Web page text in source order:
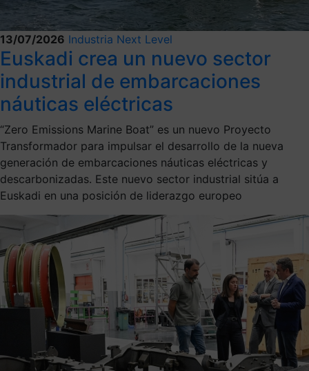
13/07/2026 Industria Next Level
Euskadi crea un nuevo sector
industrial de embarcaciones
náuticas eléctricas
“Zero Emissions Marine Boat” es un nuevo Proyecto
Transformador para impulsar el desarrollo de la nueva
generación de embarcaciones náuticas eléctricas y
descarbonizadas. Este nuevo sector industrial sitúa a
Euskadi en una posición de liderazgo europeo